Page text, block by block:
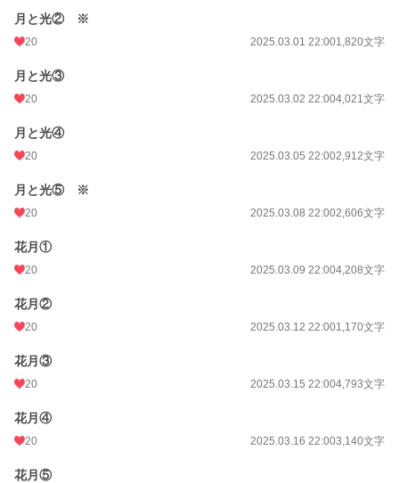
月と光② ※
20 2025.03.01 22:001,820文字
月と光③
20 2025.03.02 22:004,021文字
月と光④
20 2025.03.05 22:002,912文字
月と光⑤ ※
20 2025.03.08 22:002,606文字
花月①
20 2025.03.09 22:004,208文字
花月②
20 2025.03.12 22:001,170文字
花月③
20 2025.03.15 22:004,793文字
花月④
20 2025.03.16 22:003,140文字
花月⑤